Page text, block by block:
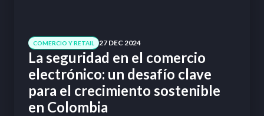
COMERCIO Y RETAIL 27 DEC 2024
La seguridad en el comercio
electrónico: un desafío clave
para el crecimiento sostenible
en Colombia